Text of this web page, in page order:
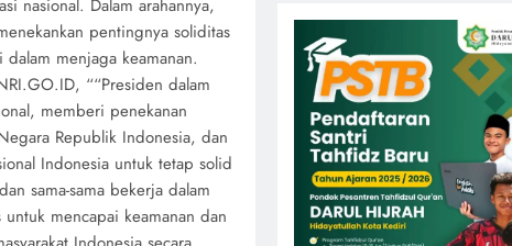
nasional. Dalam arahannya,
pentingnya soliditas
menjaga keamanan.
““Presiden dalam
memberi penekanan
Republik Indonesia, dan
Indonesia untuk tetap solid
sama-sama bekerja dalam
untuk mencapai keamanan dan